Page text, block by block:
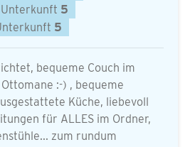
5
5
bequeme Couch im
:-) , bequeme
Küche, liebevoll
für ALLES im Ordner,
zum rundum